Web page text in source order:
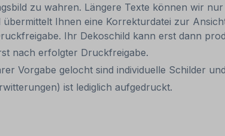
zu wahren. Längere Texte können wir
Ihnen eine Korrekturdatei zur
Ihr Dekoschild kann erst dann
nach erfolgter Druckfreigabe.
Vorgabe gelocht sind individuelle Schilder
ist lediglich aufgedruckt.